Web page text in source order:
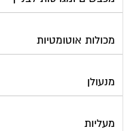
מכולות אוטומטיות
מנעולן
מעליות